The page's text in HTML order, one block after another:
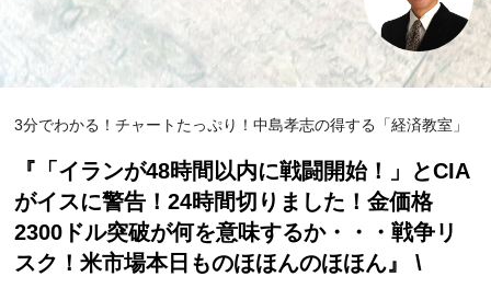
3分でわかる！チャートたっぷり！中島孝志の得する「経済教室」
『「イランが48時間以内に戦闘開始！」とCIA
がイスに警告！24時間切りました！金価格
2300ドル突破が何を意味するか・・・戦争リ
スク！米市場本日ものほほんのほほん』 \